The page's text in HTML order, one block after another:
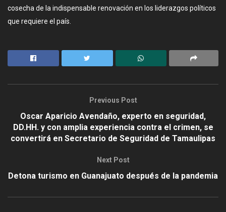
cosecha de la indispensable renovación en los liderazgos políticos
que requiere el país.
Previous Post
Oscar Aparicio Avendaño, experto en seguridad,
DD.HH. y con amplia experiencia contra el crimen, se
convertirá en Secretario de Seguridad de Tamaulipas
Next Post
Detona turismo en Guanajuato después de la pandemia